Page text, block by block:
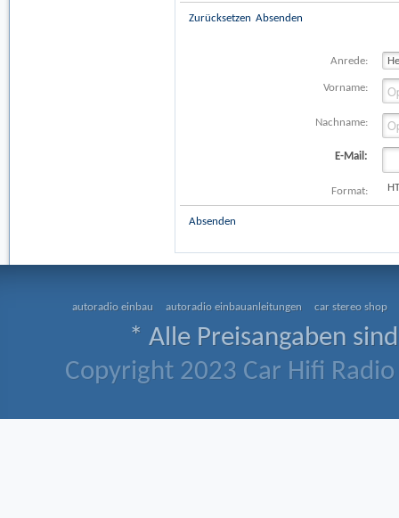
Zurücksetzen Absenden
Anrede:
Vorname:
Nachname:
E-Mail:
Format:
Absenden
autoradio einbau autoradio einbauanleitungen car stereo shop
* Alle Preisangaben
Copyright 2023 Car Hifi